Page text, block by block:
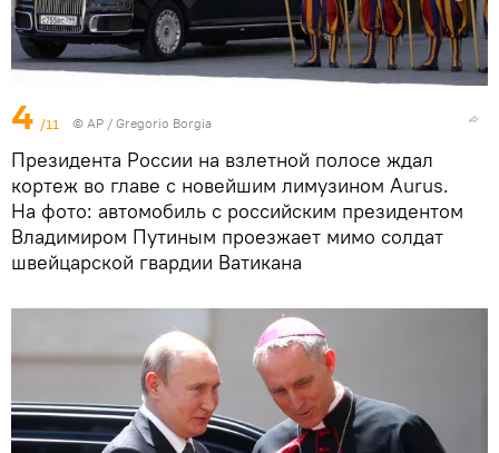
4 /11 © AP / Gregorio Borgia
Президента России на взлетной полосе ждал
кортеж во главе с новейшим лимузином Aurus.
На фото: автомобиль с российским президентом
Владимиром Путиным проезжает мимо солдат
швейцарской гвардии Ватикана